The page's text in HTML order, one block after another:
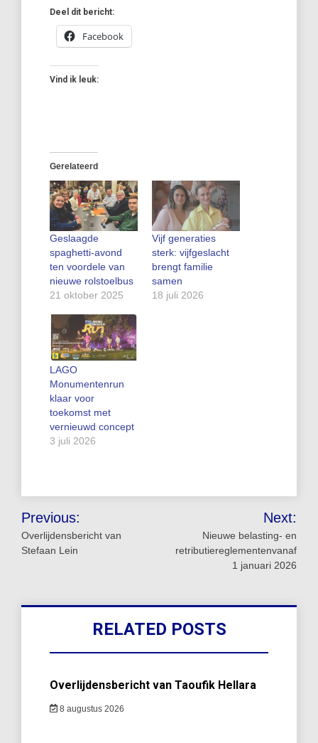
Deel dit bericht:
Facebook
Vind ik leuk:
Gerelateerd
Geslaagde
spaghetti-avond
ten voordele van
nieuwe rolstoelbus
21 oktober 2025
Vijf generaties
sterk: vijfgeslacht
brengt familie
samen
18 juli 2026
LAGO
Monumentenrun
klaar voor
toekomst met
vernieuwd concept
3 juli 2026
Bericht
navigatie
Previous:
Overlijdensbericht van
Stefaan Lein
Next:
Nieuwe belasting- en
retributiereglementenvanaf
1 januari 2026
RELATED POSTS
Overlijdensbericht van Taoufik Hellara
8 augustus 2026